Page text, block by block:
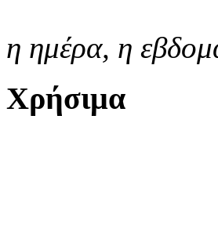
η ημέρα, η
Χρήσιμα